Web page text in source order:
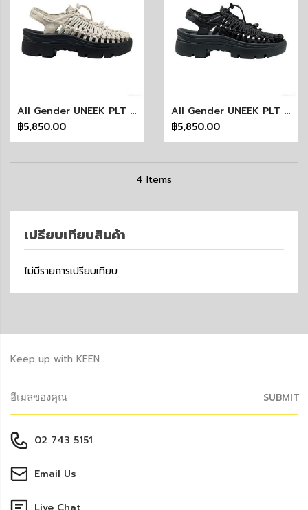
All Gender UNEEK PLT (BIRCH SMOOTH LEA)
฿5,850.00
All Gender UNEEK PLT (BLACK SMOOTH LEA)
฿5,850.00
4 Items
เปรียบเทียบสินค้า
ไม่มีรายการเปรียบเทียบ
Keep up with KEEN
SUBMIT
02 743 5151
Email Us